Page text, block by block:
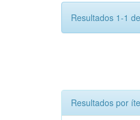
Resultados 1-1
Resultados por